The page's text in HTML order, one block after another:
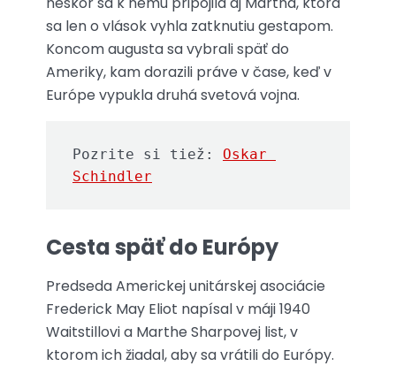
sa len o vlások vyhla zatknutiu gestapom.
Koncom augusta sa vybrali späť do
Ameriky, kam dorazili práve v čase, keď v
Európe vypukla druhá svetová vojna.
Pozrite si tiež: Oskar
Schindler
Cesta späť do Európy
Predseda Americkej unitárskej asociácie
Frederick May Eliot napísal v máji 1940
Waitstillovi a Marthe Sharpovej list, v
ktorom ich žiadal, aby sa vrátili do Európy.